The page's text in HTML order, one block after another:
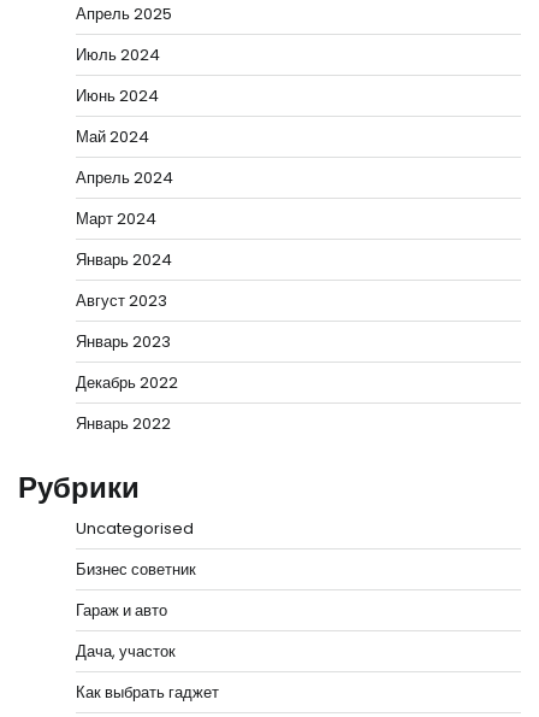
Апрель 2025
Июль 2024
Июнь 2024
Май 2024
Апрель 2024
Март 2024
Январь 2024
Август 2023
Январь 2023
Декабрь 2022
Январь 2022
Рубрики
Uncategorised
Бизнес советник
Гараж и авто
Дача, участок
Как выбрать гаджет